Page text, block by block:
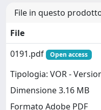
File in questo
File
0191.pdf
Open access
Tipologia: VOR -
Dimensione 3.16 MB
Formato Adobe PDF